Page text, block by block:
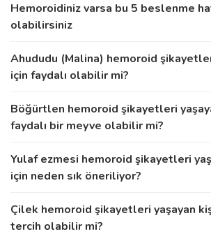
Hemoroidiniz varsa bu 5 beslenme
olabilirsiniz
Ahududu (Malina) hemoroid
için faydalı olabilir mi?
Böğürtlen hemoroid şikayetleri
faydalı bir meyve olabilir mi?
Yulaf ezmesi hemoroid şikayetleri
için neden sık öneriliyor?
Çilek hemoroid şikayetleri yaşayan
tercih olabilir mi?